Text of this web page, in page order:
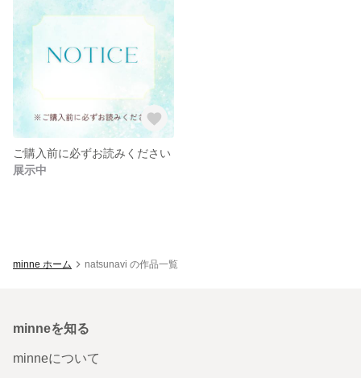
ご購入前に必ずお読みください
展示中
minne ホーム natsunavi の作品一覧
minneを知る
minneについて